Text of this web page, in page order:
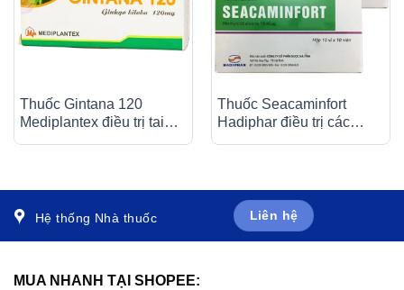
Thuốc Gintana 120
Mediplantex điều trị tai
biến mạch máu não, thiểu
Thuốc Seacaminfort
Hadiphar điều trị các
bệnh lý thần kinh ngoại
Hệ thống Nhà thuốc Liên hệ
MUA NHANH TẠI SHOPEE: